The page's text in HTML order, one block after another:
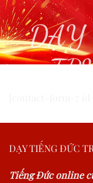
DẠY
DẠY TIẾNG ĐỨC
Tiếng Đức online